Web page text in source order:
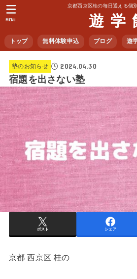
京都西京区桂の毎日通える個
遊 学
トップ 無料体験申込 ブログ 遊
MENU
塾のお知らせ 2024.04.30
宿題を出さない塾
ポスト シェア
京都 西京区 桂の